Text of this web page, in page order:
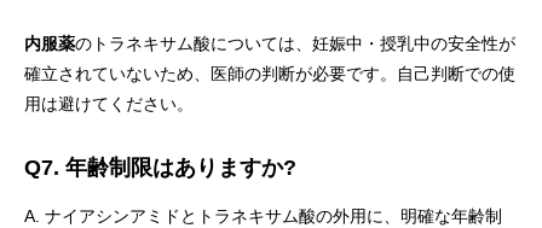
内服薬のトラネキサム酸については、妊娠中・授乳中の安全性が
確立されていないため、医師の判断が必要です。自己判断での使
用は避けてください。
Q7. 年齢制限はありますか?
A. ナイアシンアミドとトラネキサム酸の外用に、明確な年齢制